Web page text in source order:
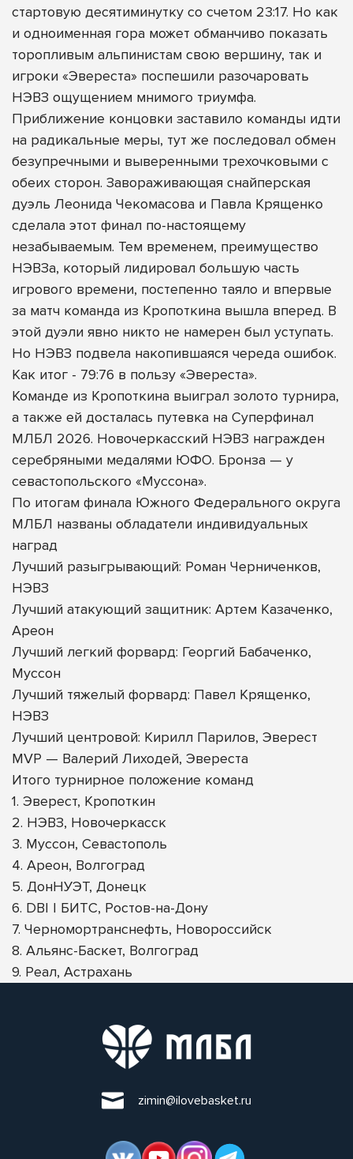
стартовую десятиминутку со счетом 23:17. Но как
и одноименная гора может обманчиво показать
торопливым альпинистам свою вершину, так и
игроки «Эвереста» поспешили разочаровать
НЭВЗ ощущением мнимого триумфа.
Приближение концовки заставило команды идти
на радикальные меры, тут же последовал обмен
безупречными и выверенными трехочковыми с
обеих сторон. Завораживающая снайперская
дуэль Леонида Чекомасова и Павла Крященко
сделала этот финал по-настоящему
незабываемым. Тем временем, преимущество
НЭВЗа, который лидировал большую часть
игрового времени, постепенно таяло и впервые
за матч команда из Кропоткина вышла вперед. В
этой дуэли явно никто не намерен был уступать.
Но НЭВЗ подвела накопившаяся череда ошибок.
Как итог - 79:76 в пользу «Эвереста».
Команде из Кропоткина выиграл золото турнира,
а также ей досталась путевка на Суперфинал
МЛБЛ 2026. Новочеркасский НЭВЗ награжден
серебряными медалями ЮФО. Бронза — у
севастопольского «Муссона».
По итогам финала Южного Федерального округа
МЛБЛ названы обладатели индивидуальных
наград
Лучший разыгрывающий: Роман Черниченков,
НЭВЗ
Лучший атакующий защитник: Артем Казаченко,
Ареон
Лучший легкий форвард: Георгий Бабаченко,
Муссон
Лучший тяжелый форвард: Павел Крященко,
НЭВЗ
Лучший центровой: Кирилл Парилов, Эверест
MVP — Валерий Лиходей, Эвереста
Итого турнирное положение команд
1. Эверест, Кропоткин
2. НЭВЗ, Новочеркасск
3. Муссон, Севастополь
4. Ареон, Волгоград
5. ДонНУЭТ, Донецк
6. DBI | БИТС, Ростов-на-Дону
7. Черномортранснефть, Новороссийск
8. Альянс-Баскет, Волгоград
9. Реал, Астрахань
zimin@ilovebasket.ru